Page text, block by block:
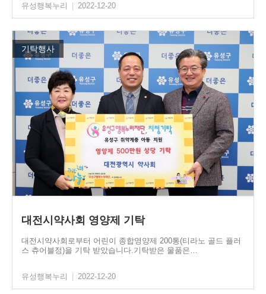
유성행복누리 | 2022-12-20
기탁행사
대전시약사회 영양제 기탁
대전시약사회로부터 어린이 종합영양제 200통(티라노 골드 플러
스 츄어블정)을 기탁 받았습니다.기탁받은 물품은…
유성행복누리 2022-12-20